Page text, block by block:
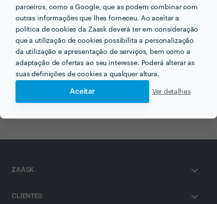
parceiros, como a Google, que as podem combinar com
outras informações que lhes forneceu. Ao aceitar a
política de cookies da Zaask deverá ter em consideração
que a utilização de cookies possibilita a personalização
da utilização e apresentação de serviços, bem como a
adaptação de ofertas ao seu interesse. Poderá alterar as
suas definições de cookies a qualquer altura.
Aceitar Ver detalhes
email Endereço de e-mail
phone_iphone Telefone
Receba várias propostas de profissionais como
em poucas horas.
ZAASK
CLIENTES